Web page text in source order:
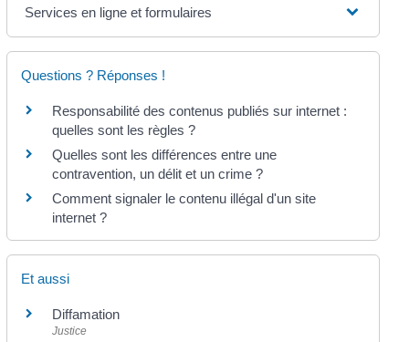
Services en ligne et formulaires
Questions ? Réponses !
Responsabilité des contenus publiés sur internet :
quelles sont les règles ?
Quelles sont les différences entre une
contravention, un délit et un crime ?
Comment signaler le contenu illégal d'un site
internet ?
Et aussi
Diffamation
Justice